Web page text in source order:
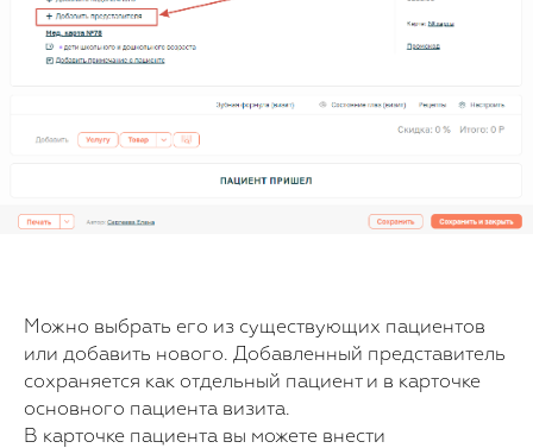
Можно выбрать его из существующих пациентов
или добавить нового. Добавленный представитель
сохраняется как отдельный пациент и в карточке
основного пациента визита.
В карточке пациента вы можете внести